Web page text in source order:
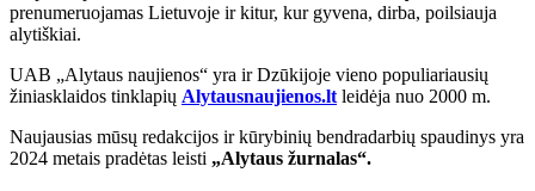
prenumeruojamas Lietuvoje ir kitur, kur gyvena, dirba, poilsiauja
alytiškiai.
UAB „Alytaus naujienos“ yra ir Dzūkijoje vieno populiariausių
žiniasklaidos tinklapių Alytausnaujienos.lt leidėja nuo 2000 m.
Naujausias mūsų redakcijos ir kūrybinių bendradarbių spaudinys yra
2024 metais pradėtas leisti „Alytaus žurnalas“.